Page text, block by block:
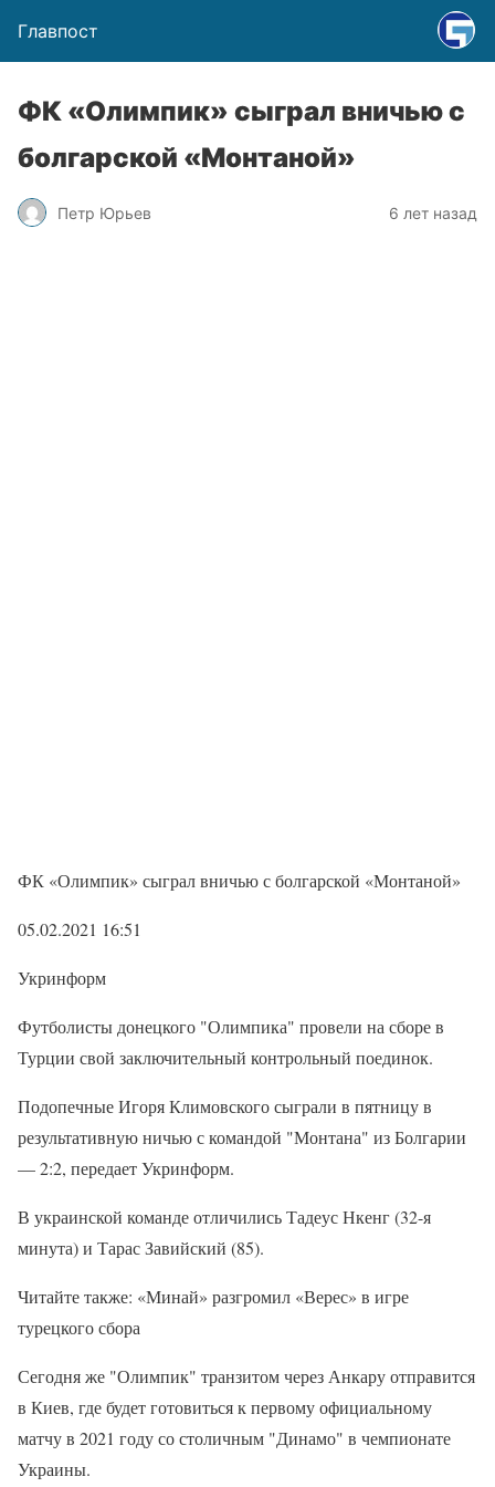
Главпост
ФК «Олимпик» сыграл вничью с
болгарской «Монтаной»
Петр Юрьев 6 лет назад
ФК «Олимпик» сыграл вничью с болгарской «Монтаной»
05.02.2021 16:51
Укринформ
Футболисты донецкого "Олимпика" провели на сборе в
Турции свой заключительный контрольный поединок.
Подопечные Игоря Климовского сыграли в пятницу в
результативную ничью с командой "Монтана" из Болгарии
— 2:2, передает Укринформ.
В украинской команде отличились Тадеус Нкенг (32-я
минута) и Тарас Завийский (85).
Читайте также: «Минай» разгромил «Верес» в игре
турецкого сбора
Сегодня же "Олимпик" транзитом через Анкару отправится
в Киев, где будет готовиться к первому официальному
матчу в 2021 году со столичным "Динамо" в чемпионате
Украины.